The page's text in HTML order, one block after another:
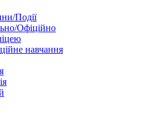
Події
Офіційно
навчання